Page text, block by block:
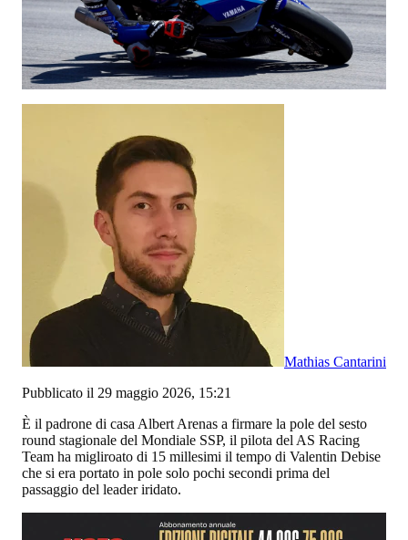
Mathias Cantarini
Pubblicato il 29 maggio 2026, 15:21
È il padrone di casa Albert Arenas a firmare la pole del sesto
round stagionale del Mondiale SSP, il pilota del AS Racing
Team ha migliroato di 15 millesimi il tempo di Valentin Debise
che si era portato in pole solo pochi secondi prima del
passaggio del leader iridato.